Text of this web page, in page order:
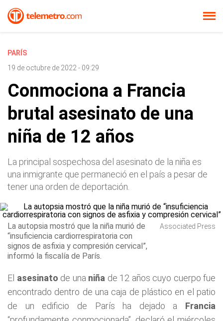
PARÍS
19 de octubre de 2022 - 09:29
Conmociona a Francia
brutal asesinato de una
niña de 12 años
La principal sospechosa del asesinato de la niña es
una inmigrante que permaneció en el país a pesar de
tener una orden de deportación.
La autopsia mostró que la niña murió de
“insuficiencia cardiorrespiratoria con
signos de asfixia y compresión cervical”,
informó la fiscalía de París.
Associated Press
El asesinato de una niña de 12 años cuyo cuerpo fue
encontrado dentro de una caja de plástico en el patio
de un edificio de París ha dejado a Francia